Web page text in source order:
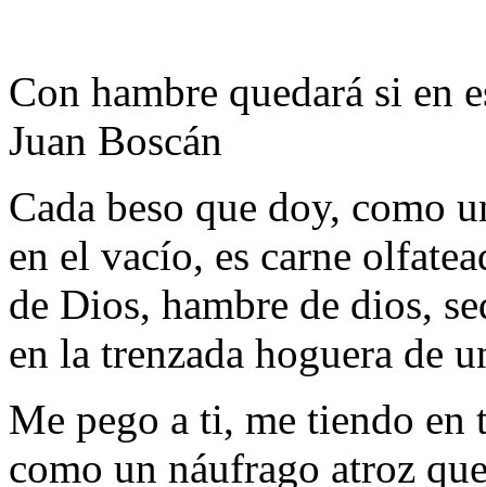
Con hambre quedará si en
Juan Boscán
Cada beso que doy, como
en el vacío, es carne
de Dios, hambre de dios,
en la trenzada hoguera de
Me pego a ti, me tiendo en
como un náufrago atroz